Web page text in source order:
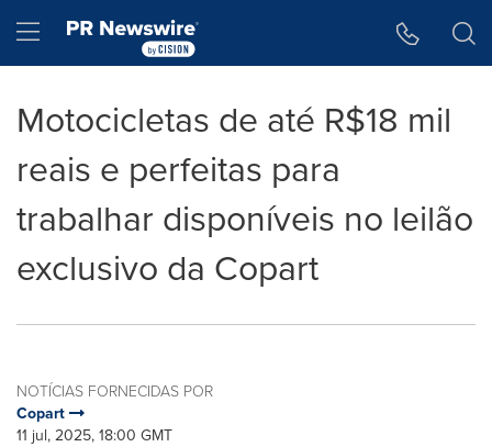
Hamburger menu
Motocicletas de até R$18 mil
reais e perfeitas para
trabalhar disponíveis no leilão
exclusivo da Copart
NOTÍCIAS FORNECIDAS POR
Copart
11 jul, 2025, 18:00 GMT